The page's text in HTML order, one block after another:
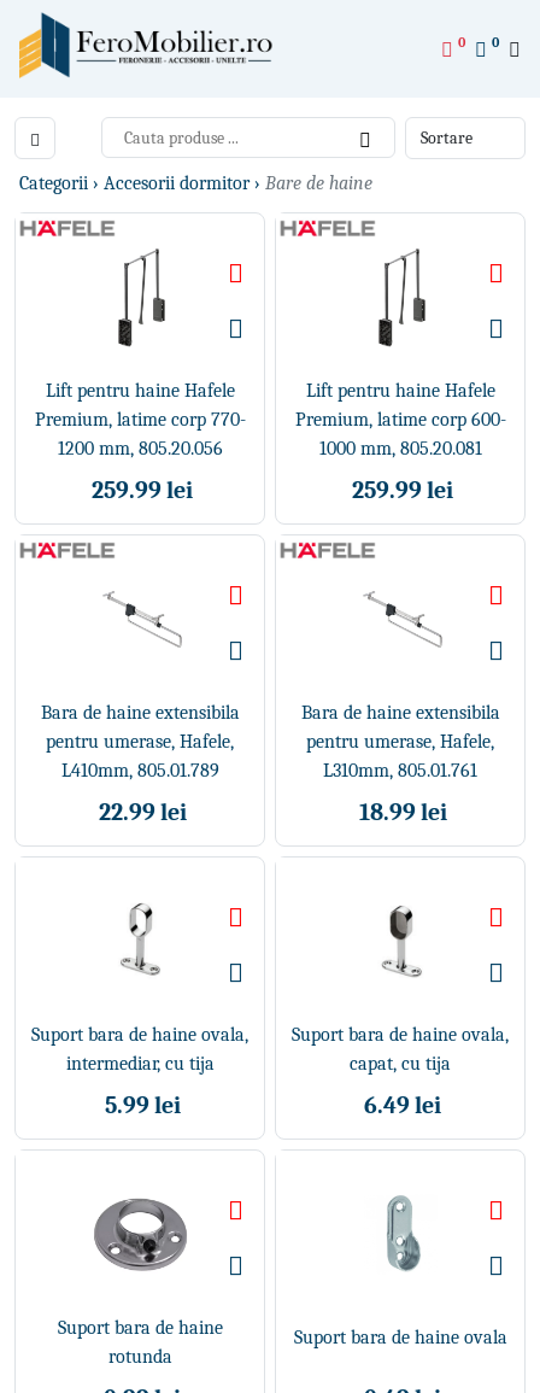
0
0
Categorii › Accesorii dormitor › Bare de haine
Lift pentru haine Hafele
Premium, latime corp 770-
1200 mm, 805.20.056
259.99 lei
Lift pentru haine Hafele
Premium, latime corp 600-
1000 mm, 805.20.081
259.99 lei
Bara de haine extensibila
pentru umerase, Hafele,
L410mm, 805.01.789
22.99 lei
Bara de haine extensibila
pentru umerase, Hafele,
L310mm, 805.01.761
18.99 lei
Suport bara de haine ovala,
intermediar, cu tija
5.99 lei
Suport bara de haine ovala,
capat, cu tija
6.49 lei
Suport bara de haine
rotunda
Suport bara de haine ovala